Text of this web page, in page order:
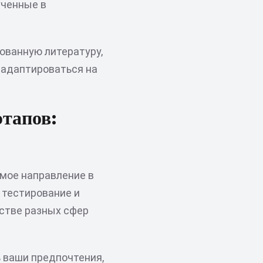
в
литературу,
на
направление в
и
разных сфер
предпочтения,